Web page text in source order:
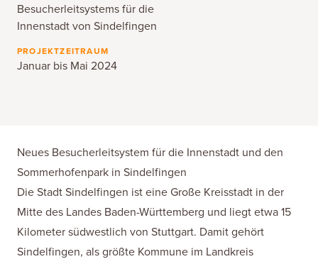
Besucherleitsystems für die
Innenstadt von Sindelfingen
PROJEKTZEITRAUM
Januar bis Mai 2024
Neues Besucherleitsystem für die Innenstadt und den
Sommerhofenpark in Sindelfingen
Die Stadt Sindelfingen ist eine Große Kreisstadt in der
Mitte des Landes Baden-Württemberg und liegt etwa 15
Kilometer südwestlich von Stuttgart. Damit gehört
Sindelfingen, als größte Kommune im Landkreis